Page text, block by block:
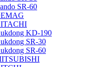
SR-60
KD-190
SR-30
SR-60